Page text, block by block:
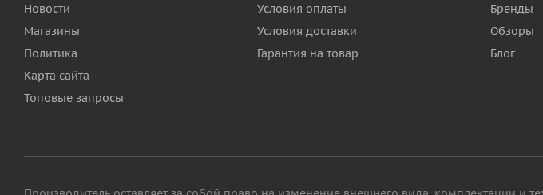
Новости
Магазины
Политика
Карта сайта
Топовые запросы
Условия оплаты
Условия доставки
Гарантия на товар
Бренды
Обзоры
Блог